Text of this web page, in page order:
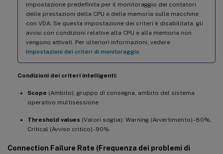
impostazione predefinita per il monitoraggio dei contatori
delle prestazioni della CPU e della memoria sulle macchine
con VDA. Se questa impostazione dei criteri è disabilitata, gli
avvisi con condizioni relative alla CPU e alla memoria non
vengono attivati. Per ulteriori informazioni, vedere
Impostazioni dei criteri di monitoraggio.
Condizioni dei criteri intelligenti:
Scope (Ambito): gruppo di consegna, ambito del sistema
operativo multisessione
Threshold values (Valori soglia): Warning (Avvertimento) - 80%,
Critical (Avviso critico) - 90%
Connection Failure Rate (Frequenza dei problemi di